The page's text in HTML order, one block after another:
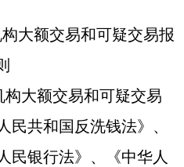
大额交易和可疑交易报
大额交易和可疑交易
民共和国反洗钱法》、
民银行法》、《中华人